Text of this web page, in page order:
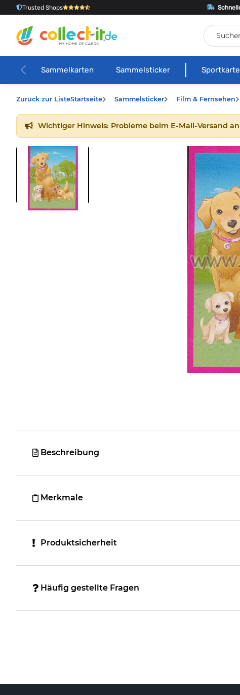
Trusted Shops
Sammelkarten Sammelsticker
Zurück zur ListeStartseite Sammelsticker Film & Fernsehen
Wichtiger Hinweis: Probleme beim E-Mail-Versand
Beschreibung
Merkmale
Produktsicherheit
Häufig gestellte Fragen